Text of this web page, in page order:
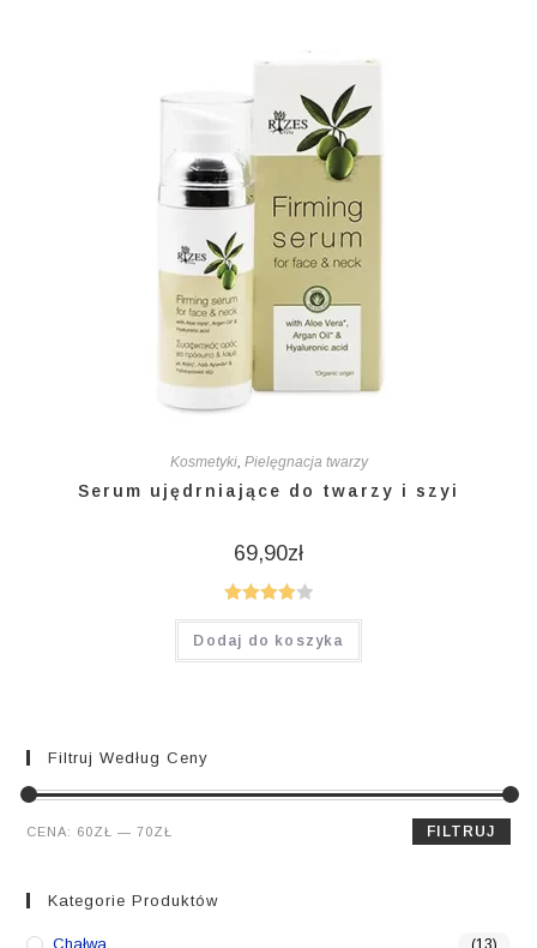
Kosmetyki, Pielęgnacja twarzy
Serum ujędrniające do twarzy i szyi
69,90zł
Oceniono
4.00 na 5
Dodaj do koszyka
Filtruj Według Ceny
Cena
Cena
FILTRUJ
CENA: 60ZŁ —70ZŁ
Kategorie Produktów
Chałwa (13)